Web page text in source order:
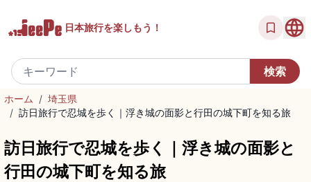
日本旅行を楽しもう！
ホーム / 埼玉県
/ 訪日旅行で忍城を歩く｜浮き城の面影と行田の城下町を知る旅
訪日旅行で忍城を歩く｜浮き城の面影と
行田の城下町を知る旅